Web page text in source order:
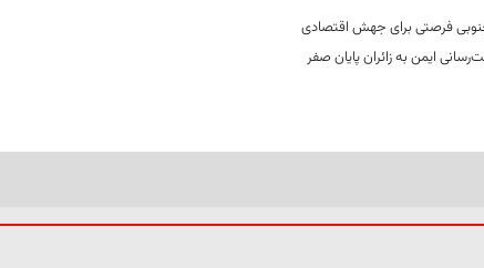
فرصتی برای جهش اقتصادی
ایمن به زائران پایان صفر